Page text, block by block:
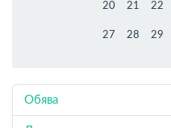
20 21 22
27 28 29
Обява